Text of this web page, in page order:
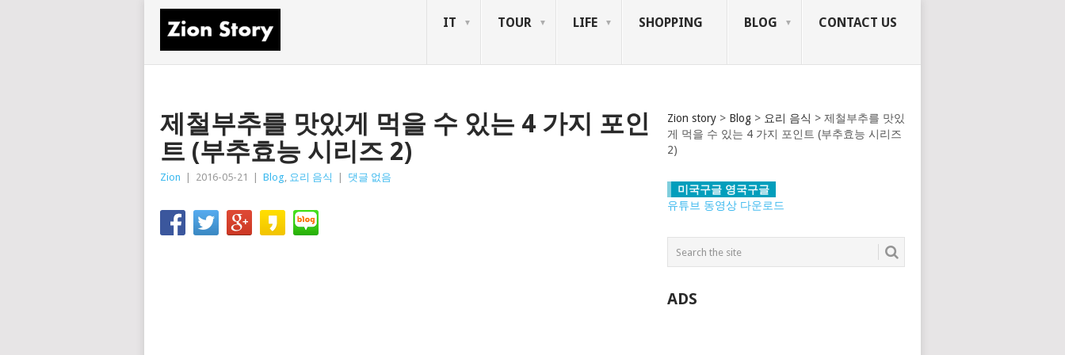
IT TOUR LIFE SHOPPING BLOG CONTACT US
제철부추를 맛있게 먹을 수 있는 4 가지 포인
트 (부추효능 시리즈 2)
Zion 2016-05-21 Blog, 요리 음식 댓글 없음
Zion story > Blog > 요리 음식 > 제철부추를 맛있
게 먹을 수 있는 4 가지 포인트 (부추효능 시리즈
2)
미국구글 영국구글
유튜브 동영상 다운로드
ADS